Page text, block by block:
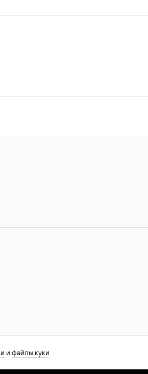
и файлы куки